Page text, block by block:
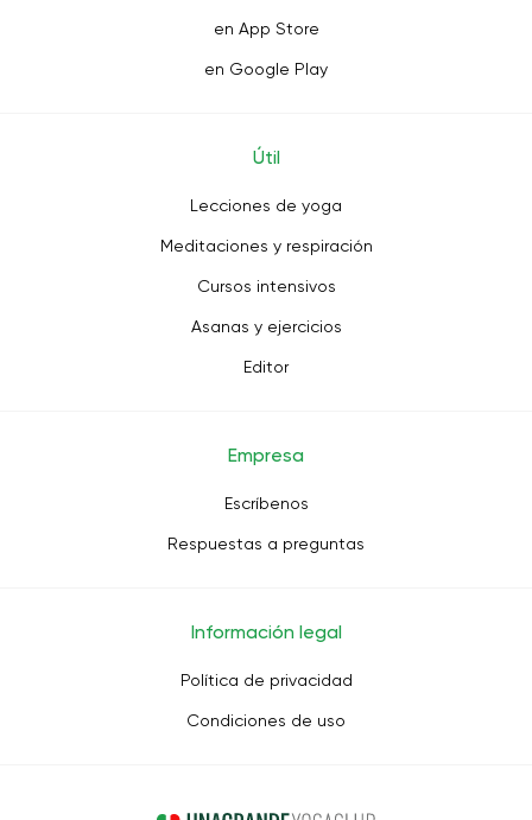
en App Store
en Google Play
Útil
Lecciones de yoga
Meditaciones y respiración
Cursos intensivos
Asanas y ejercicios
Editor
Empresa
Escríbenos
Respuestas a preguntas
Información legal
Política de privacidad
Condiciones de uso